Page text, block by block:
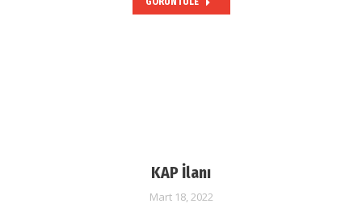
KAP İlanı
Mart 18, 2022